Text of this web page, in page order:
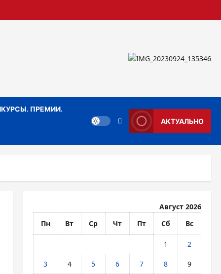
ПРЕМИИ.
АКТУАЛЬНО
Август 2026
Пн
Вт Ср Чт Пт Сб Вс
1 2
3 4 5 6 7 8 9